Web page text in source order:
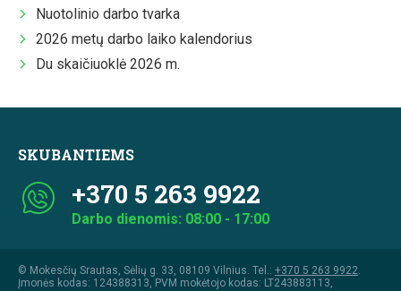
Nuotolinio darbo tvarka
2026 metų darbo laiko kalendorius
Du skaičiuoklė 2026 m.
SKUBANTIEMS
+370 5 263 9922
Darbo dienomis: 08:00 - 17:00
© Mokesčių Srautas, Sėlių g. 33, 08109 Vilnius. Tel.: +370 5 263 9922
Įmonės kodas: 124388313, PVM mokėtojo kodas: LT243883113,